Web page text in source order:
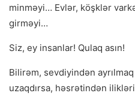
minməyi… Evlər, köşklər
girməyi…
Siz, ey insanlar! Qulaq asın!
Bilirəm, sevdiyindən
uzaqdırsa, həsrətindən